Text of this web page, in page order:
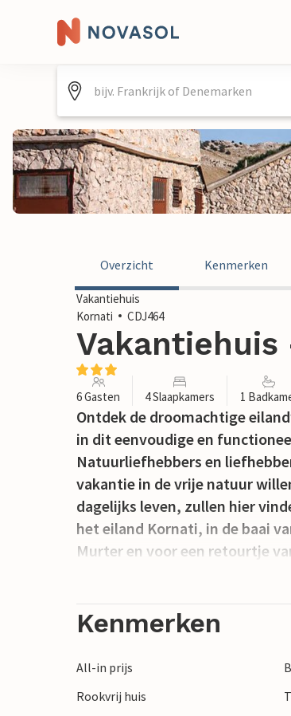
Overzicht Kenmerken
Vakantiehuis
Kornati
CDJ464
Vakantiehuis
6 Gasten 4 Slaapkamers 1
Ontdek de droomachtige
in dit eenvoudige en
Natuurliefhebbers en
vakantie in de vrije natuur
dagelijks leven, zullen hier
het eiland Kornati, in de baai
Murter en voor een retourtje
water is een restaurant en in
zorgen dat u voldoende
overleg met de eigenaar kunt u
Kenmerken
All-in prijs
Rookvrij huis